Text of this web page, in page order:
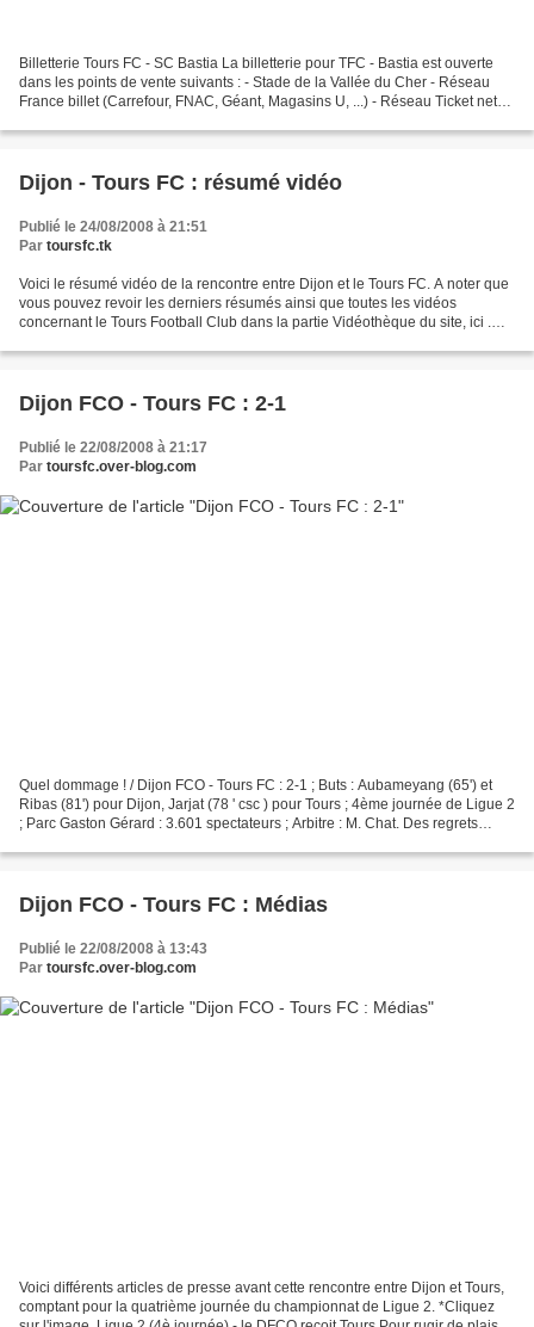
Billetterie Tours FC - SC Bastia La billetterie pour TFC - Bastia est ouverte
dans les points de vente suivants : - Stade de la Vallée du Cher - Réseau
France billet (Carrefour, FNAC, Géant, Magasins U, ...) - Réseau Ticket net
Dijon - Tours FC : résumé vidéo
Publié le 24/08/2008 à 21:51
Par toursfc.tk
Voici le résumé vidéo de la rencontre entre Dijon et le Tours FC. A noter que
vous pouvez revoir les derniers résumés ainsi que toutes les vidéos
concernant le Tours Football Club dans la partie Vidéothèque du site, ici .
Dijon FCO - Tours FC : 2-1
Publié le 22/08/2008 à 21:17
Par toursfc.over-blog.com
Quel dommage ! / Dijon FCO - Tours FC : 2-1 ; Buts : Aubameyang (65') et
Ribas (81') pour Dijon, Jarjat (78 ' csc ) pour Tours ; 4ème journée de Ligue 2
; Parc Gaston Gérard : 3.601 spectateurs ; Arbitre : M. Chat. Des regrets
Dijon FCO - Tours FC : Médias
Publié le 22/08/2008 à 13:43
Par toursfc.over-blog.com
Voici différents articles de presse avant cette rencontre entre Dijon et Tours,
comptant pour la quatrième journée du championnat de Ligue 2. *Cliquez